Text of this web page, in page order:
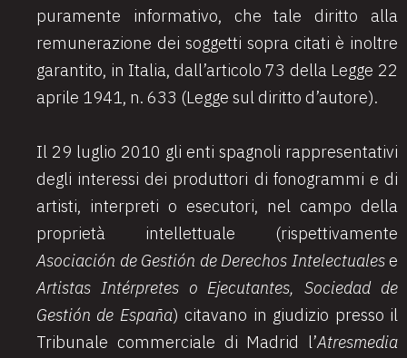
puramente informativo, che tale diritto alla
remunerazione dei soggetti sopra citati è inoltre
garantito, in Italia, dall’articolo 73 della Legge 22
aprile 1941, n. 633 (Legge sul diritto d’autore).
Il 29 luglio 2010 gli enti spagnoli rappresentativi
degli interessi dei produttori di fonogrammi e di
artisti, interpreti o esecutori, nel campo della
proprietà intellettuale (rispettivamente
Asociación de Gestión de Derechos Intelectualese
Artistas Intérpretes o Ejecutantes, Sociedad de
Gestión de España) citavano in giudizio presso il
Tribunale commerciale di Madrid l’Atresmedia